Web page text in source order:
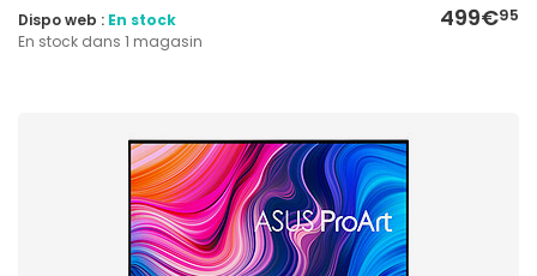
499€95
Dispo web : En stock
En stock dans 1 magasin